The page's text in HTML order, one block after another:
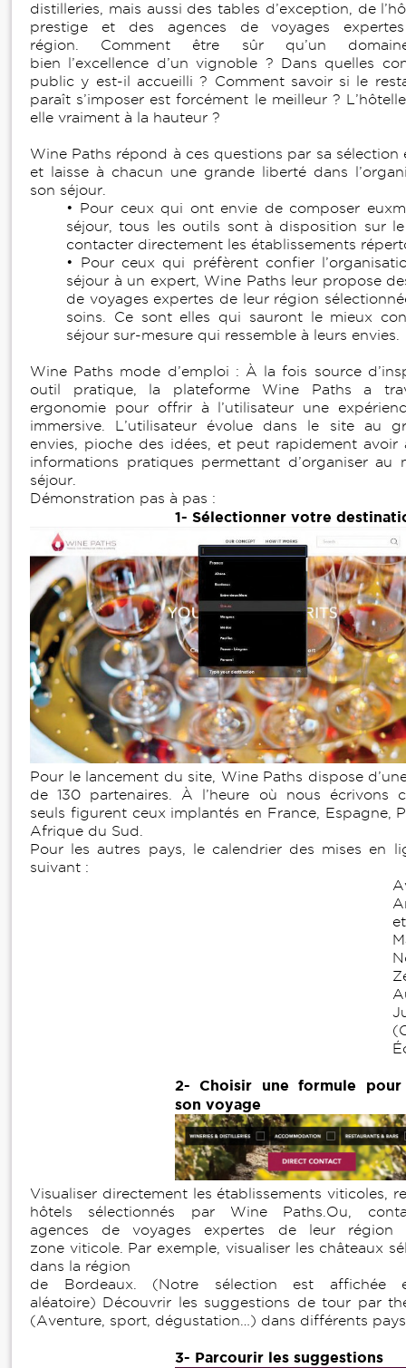
distilleries, mais aussi des tables d’exception, de
prestige et des agences de voyages
région. Comment être sûr qu’un
bien l’excellence d’un vignoble ? Dans quelles
public y est-il accueilli ? Comment savoir si le
paraît s’imposer est forcément le meilleur ?
elle vraiment à la hauteur ?
Wine Paths répond à ces questions par sa sélection
et laisse à chacun une grande liberté dans
son séjour.
• Pour ceux qui ont envie de composer
séjour, tous les outils sont à disposition sur
contacter directement les établissements
• Pour ceux qui préfèrent confier
séjour à un expert, Wine Paths leur propose
de voyages expertes de leur région
soins. Ce sont elles qui sauront le mieux
séjour sur-mesure qui ressemble à leurs envies.
Wine Paths mode d’emploi : À la fois source
outil pratique, la plateforme Wine Paths a
ergonomie pour offrir à l’utilisateur une
immersive. L’utilisateur évolue dans le site au
envies, pioche des idées, et peut rapidement avoir
informations pratiques permettant d’organiser au
séjour.
Démonstration pas à pas :
1- Sélectionner votre
Pour le lancement du site, Wine Paths dispose
de 130 partenaires. À l’heure où nous écrivons
seuls figurent ceux implantés en France, Espagne,
Afrique du Sud.
Pour les autres pays, le calendrier des mises en
suivant :
2- Choisir une formule pour
son voyage
Visualiser directement les établissements viticoles,
hôtels sélectionnés par Wine Paths.Ou,
agences de voyages expertes de leur région
zone viticole. Par exemple, visualiser les châteaux
dans la région
de Bordeaux. (Notre sélection est affichée
aléatoire) Découvrir les suggestions de tour par
(Aventure, sport, dégustation…) dans différents
3- Parcourir les suggestions